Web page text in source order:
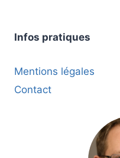
Infos pratiques
Mentions légales
Contact